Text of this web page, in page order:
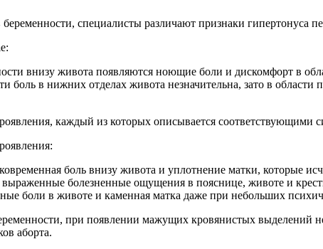
специалисты различают признаки гипертонуса
внизу живота появляются ноющие боли и дискомфорт в
боль в нижних отделах живота незначительна, зато в
каждый из которых описывается соответствующими
боль внизу живота и уплотнение матки, которые
болезненные ощущения в пояснице, животе и
боли в животе и каменная матка даже при небольших
при появлении мажущих кровянистых выделений
аборта.